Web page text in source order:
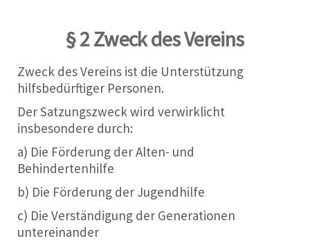
§ 2 Zweck des Vereins
Zweck des Vereins ist die Unterstützung
hilfsbedürftiger Personen.
Der Satzungszweck wird verwirklicht
insbesondere durch:
a) Die Förderung der Alten- und
Behindertenhilfe
b) Die Förderung der Jugendhilfe
c) Die Verständigung der Generationen
untereinander